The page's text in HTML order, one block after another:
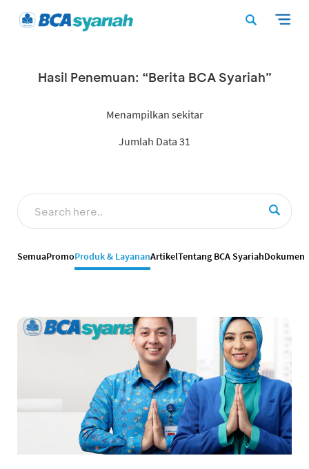
Hasil Penemuan: “Berita BCA Syariah”
Menampilkan sekitar
Jumlah Data 31
SemuaPromoProduk & LayananArtikelTentang BCA SyariahDokumen